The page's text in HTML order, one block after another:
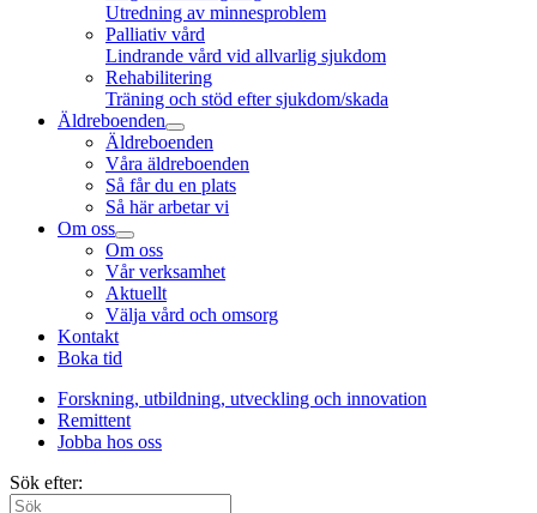
Utredning av minnesproblem
Palliativ vård
Lindrande vård vid allvarlig sjukdom
Rehabilitering
Träning och stöd efter sjukdom/skada
Äldreboenden
Äldreboenden
Våra äldreboenden
Så får du en plats
Så här arbetar vi
Om oss
Om oss
Vår verksamhet
Aktuellt
Välja vård och omsorg
Kontakt
Boka tid
Forskning, utbildning, utveckling och innovation
Remittent
Jobba hos oss
Sök efter: